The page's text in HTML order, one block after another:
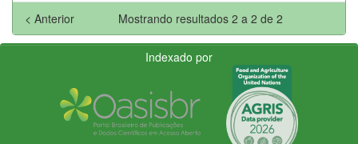
Mostrando resultados 2 a 2 de 2
< Anterior
Indexado por